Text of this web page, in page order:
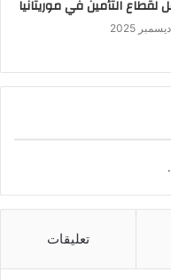
لقطاع التأمين في موريتانيا
تعليقات